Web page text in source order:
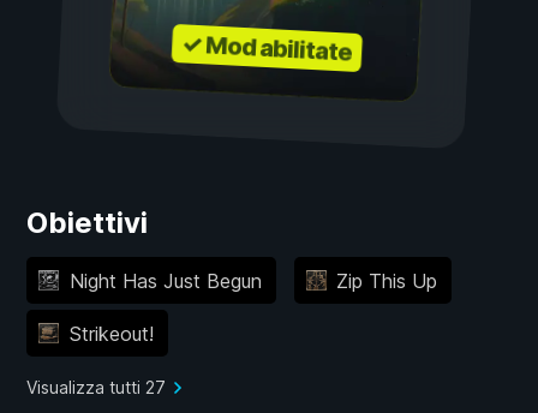
✓ Mod abilitate
Obiettivi
Night Has Just Begun Zip This Up
Strikeout!
Visualizza tutti 27